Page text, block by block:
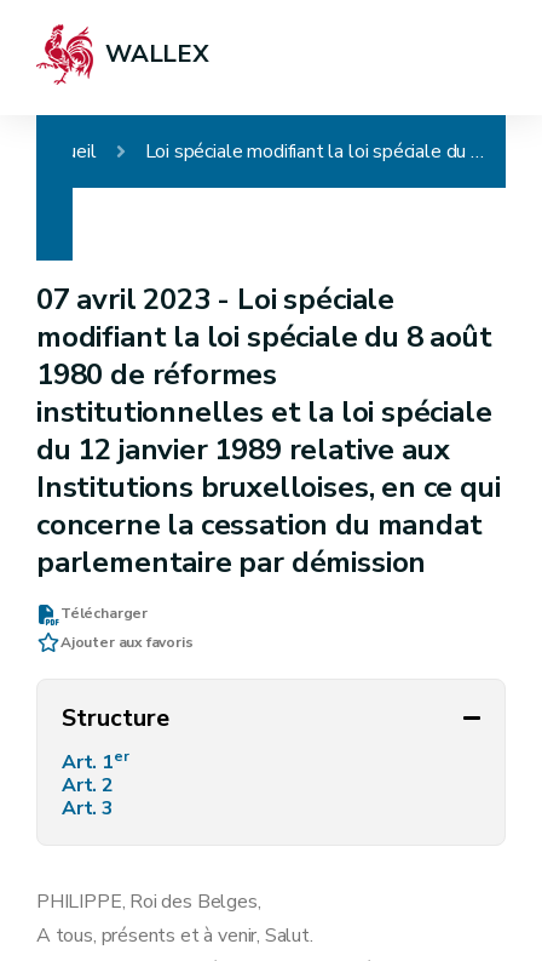
WALLEX
Accueil Loi spéciale modifiant la loi spéciale du 8 août 1980 de réformes institutionnelles et la loi spéciale du 12 janvier 1989 relative aux Institutions bruxelloises, en ce qui concerne la cessation du mandat parlementaire par démission
07 avril 2023 - Loi spéciale
modifiant la loi spéciale du 8 août
1980 de réformes
institutionnelles et la loi spéciale
du 12 janvier 1989 relative aux
Institutions bruxelloises, en ce qui
concerne la cessation du mandat
parlementaire par démission
Télécharger
Ajouter aux favoris
Structure
Art. 1er
Art. 2
Art. 3
PHILIPPE, Roi des Belges,
A tous, présents et à venir, Salut.